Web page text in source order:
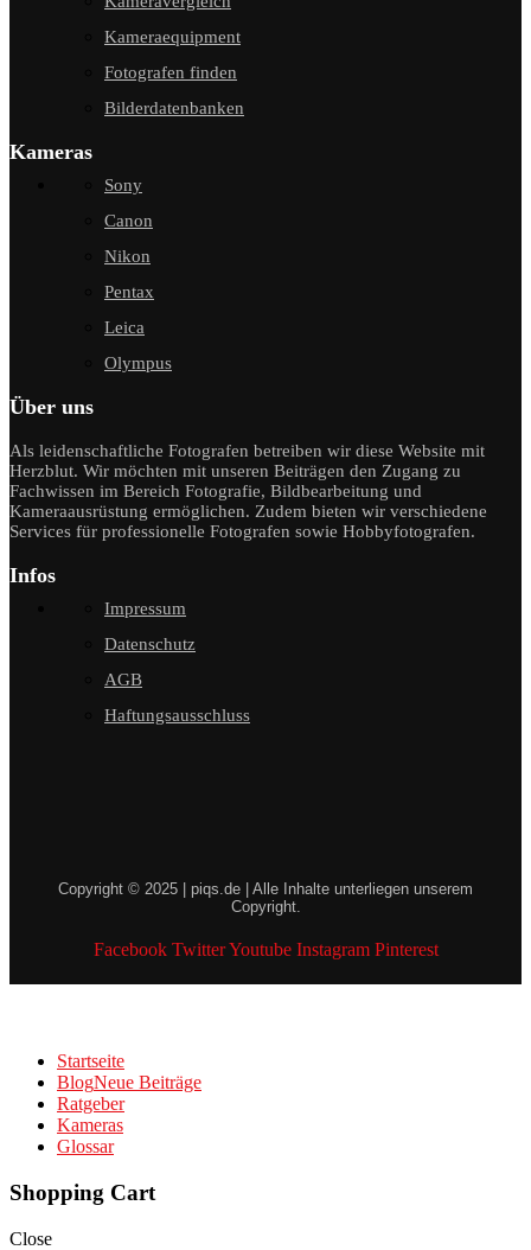
Kameraequipment
Fotografen finden
Bilderdatenbanken
Kameras
Sony
Canon
Nikon
Pentax
Leica
Olympus
Über uns
Als leidenschaftliche Fotografen betreiben wir diese Website mit
Herzblut. Wir möchten mit unseren Beiträgen den Zugang zu
Fachwissen im Bereich Fotografie, Bildbearbeitung und
Kameraausrüstung ermöglichen. Zudem bieten wir verschiedene
Services für professionelle Fotografen sowie Hobbyfotografen.
Infos
Impressum
Datenschutz
AGB
Haftungsausschluss
Copyright © 2025 | piqs.de | Alle Inhalte unterliegen unserem
Copyright.
Facebook Twitter Youtube Instagram Pinterest
Startseite
BlogNeue Beiträge
Ratgeber
Kameras
Glossar
Shopping Cart
Close